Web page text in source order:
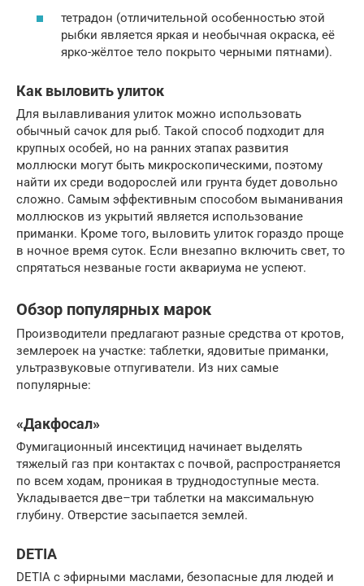
тетрадон (отличительной особенностью этой
рыбки является яркая и необычная окраска, её
ярко-жёлтое тело покрыто черными пятнами).
Как выловить улиток
Для вылавливания улиток можно использовать
обычный сачок для рыб. Такой способ подходит для
крупных особей, но на ранних этапах развития
моллюски могут быть микроскопическими, поэтому
найти их среди водорослей или грунта будет довольно
сложно. Самым эффективным способом выманивания
моллюсков из укрытий является использование
приманки. Кроме того, выловить улиток гораздо проще
в ночное время суток. Если внезапно включить свет, то
спрятаться незваные гости аквариума не успеют.
Обзор популярных марок
Производители предлагают разные средства от кротов,
землероек на участке: таблетки, ядовитые приманки,
ультразвуковые отпугиватели. Из них самые
популярные:
«Дaкфocaл»
Фумигационный инсектицид начинает выделять
тяжелый газ при контактах с почвой, распространяется
по всем ходам, проникая в труднодоступные места.
Укладывается две–три таблетки на максимальную
глубину. Отверстие засыпается землей.
DETIA
DETIA с эфирными маслами, безопасные для людей и